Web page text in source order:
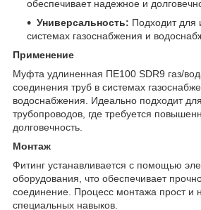
обеспечивает надежное и
Универсальность: Подходит для
системах газоснабжения и
Применение
Муфта удлиненная ПЕ100 SDR9 газ/
соединения труб в системах
водоснабжения. Идеально подходит
трубопроводов, где требуется
долговечность.
Монтаж
Фитинг устанавливается с помощью
оборудования, что обеспечивает
соединение. Процесс монтажа прост и
специальных навыков.